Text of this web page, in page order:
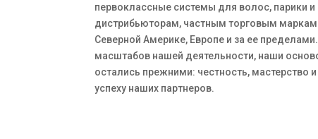
первоклассные системы для волос, парики
дистрибьюторам, частным торговым маркам
Северной Америке, Европе и за ее пределами.
масштабов нашей деятельности, наши
остались прежними: честность, мастерство
успеху наших партнеров.